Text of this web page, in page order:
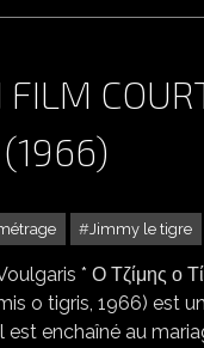
FILM
Jimmy le tigre
UN FILM COURT
o tigris, 1966) est
est enchaîné au